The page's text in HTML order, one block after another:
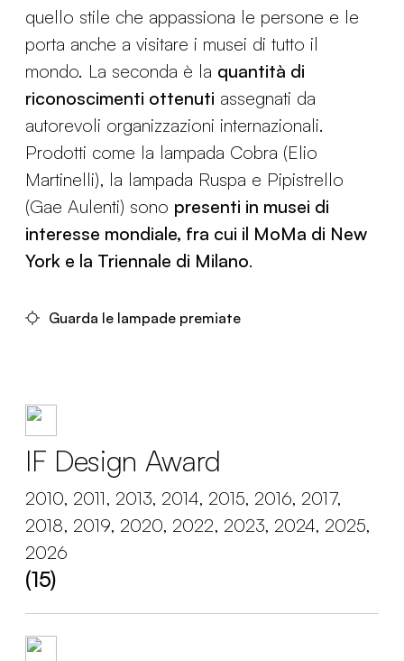
quello stile che appassiona le persone e le
porta anche a visitare i musei di tutto il
mondo. La seconda è la quantità di
riconoscimenti ottenuti assegnati da
autorevoli organizzazioni internazionali.
Prodotti come la lampada Cobra (Elio
Martinelli), la lampada Ruspa e Pipistrello
(Gae Aulenti) sono presenti in musei di
interesse mondiale, fra cui il MoMa di New
York e la Triennale di Milano.
Guarda le lampade premiate
IF Design Award
2010, 2011, 2013, 2014, 2015, 2016, 2017,
2018, 2019, 2020, 2022, 2023, 2024, 2025,
2026
(15)